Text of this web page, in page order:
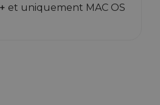
et uniquement MAC OS